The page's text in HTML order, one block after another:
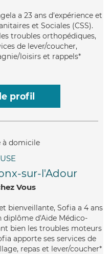
a 23 ans d'expérience et
et Sociales (CSS).
troubles orthopédiques,
de lever/coucher,
loisirs et rappels*
profil
sur-l'Adour
Vous
bienveillante, Sofia a 4 ans
diplôme d'Aide Médico-
bien les troubles moteurs
apporte ses services de
repas et lever/coucher*